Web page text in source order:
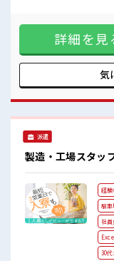
「吉富」駅より無料
売店・社員食堂・ロ
ススメ↓↓
時は現地までの
◎*/ ◎当社
で働けま
ませんか(*≧∀≦) ■職場の雰囲気 《
カツヤク
「吉富」
完備！ #ryo
詳細を見
気
派遣
製造・工場スタッ
経
駐車
社員
30